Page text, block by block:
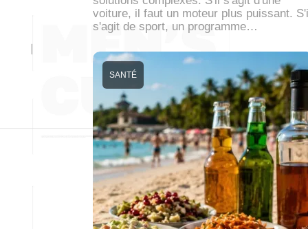
voiture, il faut un moteur plus puissant.
s'agit de sport, un programme…
SANTÉ